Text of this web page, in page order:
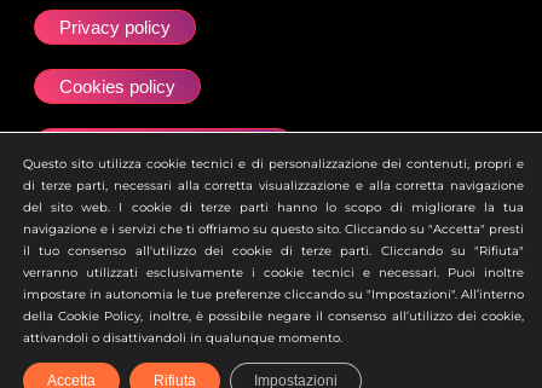
Privacy policy
Cookies policy
Site map
Ai sensi dell’art. 2497 del Codice Civile si attesta che la
società Zero Academy S.r.l. è soggetta all’attività di
direzione e coordinamento della società uBroker S.p.A.
Questo sito utilizza cookie tecnici e di personalizzazione dei contenuti, propri e
di terze parti, necessari alla corretta visualizzazione e alla corretta navigazione
del sito web. I cookie di terze parti hanno lo scopo di migliorare la tua
navigazione e i servizi che ti offriamo su questo sito. Cliccando su "Accetta" presti
il tuo consenso all'utilizzo dei cookie di terze parti. Cliccando su "Rifiuta"
verranno utilizzati esclusivamente i cookie tecnici e necessari. Puoi inoltre
impostare in autonomia le tue preferenze cliccando su "Impostazioni". All’interno
della Cookie Policy, inoltre, è possibile negare il consenso all’utilizzo dei cookie,
attivandoli o disattivandoli in qualunque momento.
Accetta Rifiuta Impostazioni